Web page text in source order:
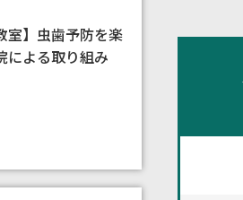
室】虫歯予防を楽
による取り組み